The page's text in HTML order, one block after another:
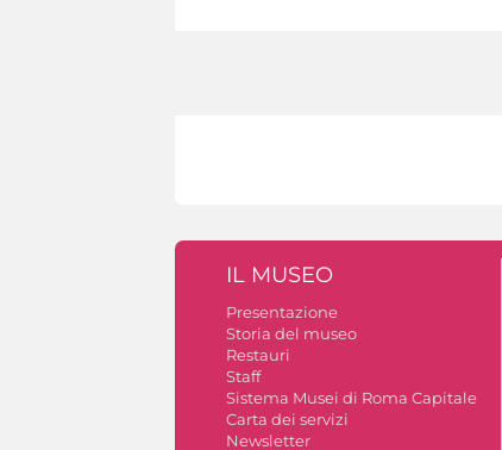
IL MUSEO
Presentazione
Storia del museo
Restauri
Staff
Sistema Musei di Roma Capitale
Carta dei servizi
Newsletter